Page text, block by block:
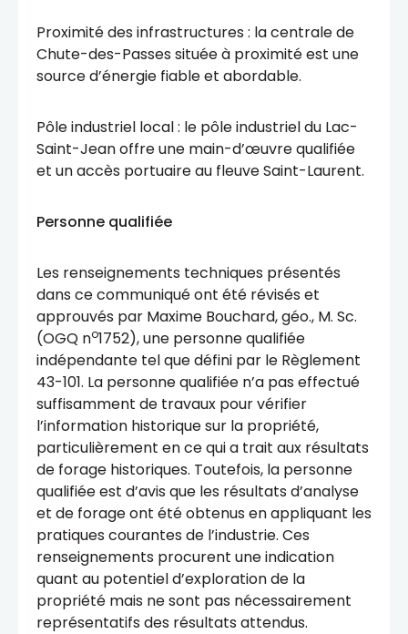
Proximité des infrastructures : la centrale de
Chute-des-Passes située à proximité est une
source d’énergie fiable et abordable.
Pôle industriel local : le pôle industriel du Lac-
Saint-Jean offre une main-d’œuvre qualifiée
et un accès portuaire au fleuve Saint-Laurent.
Personne qualifiée
Les renseignements techniques présentés
dans ce communiqué ont été révisés et
approuvés par Maxime Bouchard, géo., M. Sc.
(OGQ no1752), une personne qualifiée
indépendante tel que défini par le Règlement
43-101. La personne qualifiée n’a pas effectué
suffisamment de travaux pour vérifier
l’information historique sur la propriété,
particulièrement en ce qui a trait aux résultats
de forage historiques. Toutefois, la personne
qualifiée est d’avis que les résultats d’analyse
et de forage ont été obtenus en appliquant les
pratiques courantes de l’industrie. Ces
renseignements procurent une indication
quant au potentiel d’exploration de la
propriété mais ne sont pas nécessairement
représentatifs des résultats attendus.